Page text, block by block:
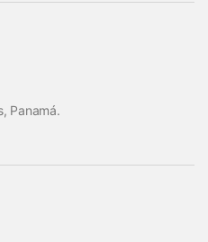
Panamá.